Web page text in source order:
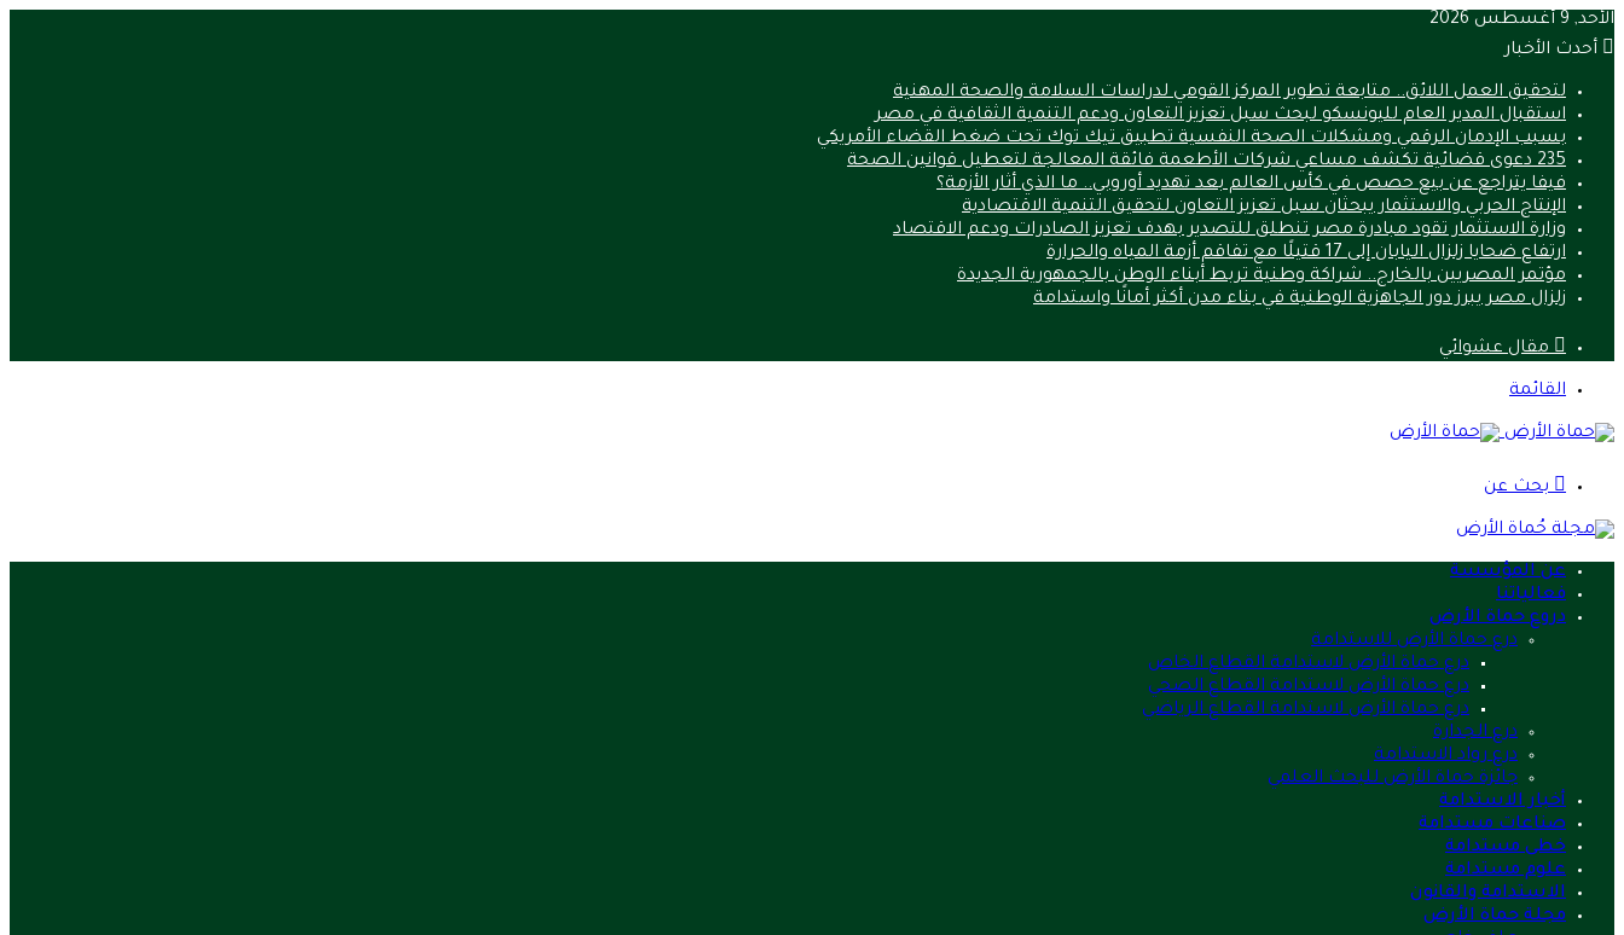
الأحد, 9 أغسطس 2026
أحدث الأخبار
لتحقيق العمل اللائق.. متابعة تطوير المركز القومي لدراسات السلامة والصحة المهنية
استقبال المدير العام لليونسكو لبحث سبل تعزيز التعاون ودعم التنمية الثقافية في مصر
بسبب الإدمان الرقمي ومشكلات الصحة النفسية تطبيق تيك توك تحت ضغط القضاء الأمريكي
235 دعوى قضائية تكشف مساعي شركات الأطعمة فائقة المعالجة لتعطيل قوانين الصحة
فيفا يتراجع عن بيع حصص في كأس العالم بعد تهديد أوروبي.. ما الذي أثار الأزمة؟
الإنتاج الحربي والاستثمار يبحثان سبل تعزيز التعاون لتحقيق التنمية الاقتصادية
وزارة الاستثمار تقود مبادرة مصر تنطلق للتصدير بهدف تعزيز الصادرات ودعم الاقتصاد
ارتفاع ضحايا زلزال اليابان إلى 17 قتيلًا مع تفاقم أزمة المياه والحرارة
مؤتمر المصريين بالخارج.. شراكة وطنية تربط أبناء الوطن بالجمهورية الجديدة
زلزال مصر يبرز دور الجاهزية الوطنية في بناء مدن أكثر أمانًا واستدامة
مقال عشوائي
القائمة
بحث عن
عن المؤسسة
فعالياتنا
دروع حماة الأرض
درع حماة الأرض للاستدامة
درع حماة الأرض لاستدامة القطاع الخاص
درع حماة الأرض لاستدامة القطاع الصحي
درع حماة الأرض لاستدامة القطاع الرياضي
درع الجدارة
درع رواد الاستدامة
جائزة حماة الأرض للبحث العلمي
أخبار الاستدامة
صناعات مستدامة
خطى مستدامة
علوم مستدامة
الاستدامة والقانون
مجلة حماة الأرض